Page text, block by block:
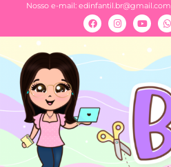
Nosso e-mail: edinfantil.br@gmail.com